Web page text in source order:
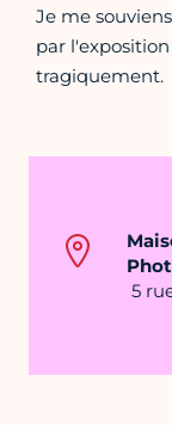
Je me
par
tragiquement.
5